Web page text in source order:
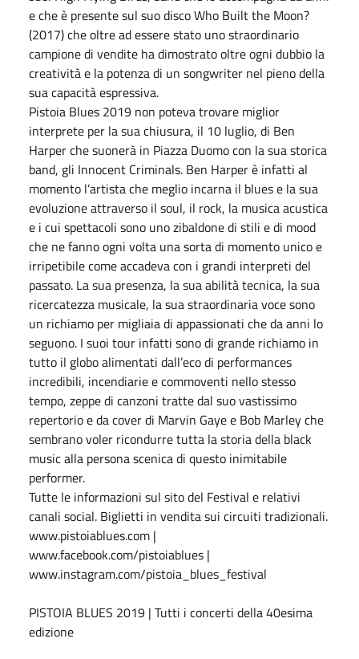
e che è presente sul suo disco Who Built the Moon?
(2017) che oltre ad essere stato uno straordinario
campione di vendite ha dimostrato oltre ogni dubbio la
creatività e la potenza di un songwriter nel pieno della
sua capacità espressiva.
Pistoia Blues 2019 non poteva trovare miglior
interprete per la sua chiusura, il 10 luglio, di Ben
Harper che suonerà in Piazza Duomo con la sua storica
band, gli Innocent Criminals. Ben Harper è infatti al
momento l’artista che meglio incarna il blues e la sua
evoluzione attraverso il soul, il rock, la musica acustica
e i cui spettacoli sono uno zibaldone di stili e di mood
che ne fanno ogni volta una sorta di momento unico e
irripetibile come accadeva con i grandi interpreti del
passato. La sua presenza, la sua abilità tecnica, la sua
ricercatezza musicale, la sua straordinaria voce sono
un richiamo per migliaia di appassionati che da anni lo
seguono. I suoi tour infatti sono di grande richiamo in
tutto il globo alimentati dall’eco di performances
incredibili, incendiarie e commoventi nello stesso
tempo, zeppe di canzoni tratte dal suo vastissimo
repertorio e da cover di Marvin Gaye e Bob Marley che
sembrano voler ricondurre tutta la storia della black
music alla persona scenica di questo inimitabile
performer.
Tutte le informazioni sul sito del Festival e relativi
canali social. Biglietti in vendita sui circuiti tradizionali.
www.pistoiablues.com |
www.facebook.com/pistoiablues |
www.instagram.com/pistoia_blues_festival
PISTOIA BLUES 2019 | Tutti i concerti della 40esima
edizione